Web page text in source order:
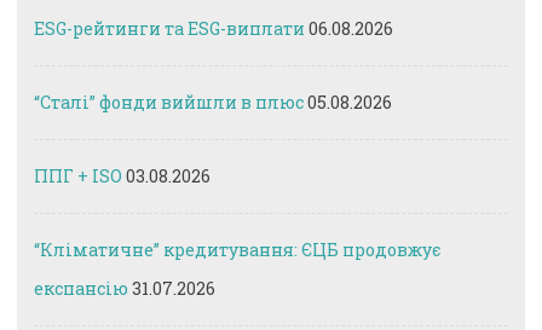
ESG-рейтинги та ESG-виплати 06.08.2026
“Сталі” фонди вийшли в плюс05.08.2026
ППГ + ISO 03.08.2026
“Кліматичне” кредитування: ЄЦБ продовжує
експансію 31.07.2026